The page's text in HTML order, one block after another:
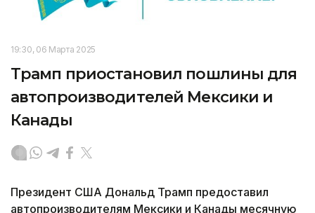
19:30, 06 Марта 2025
Трамп приостановил пошлины для
автопроизводителей Мексики и
Канады
Президент США Дональд Трамп предоставил
автопроизводителям Мексики и Канады месячную